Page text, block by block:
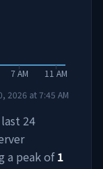
7 AM 11 AM
2026 at 7:45 AM
24
a peak of 1